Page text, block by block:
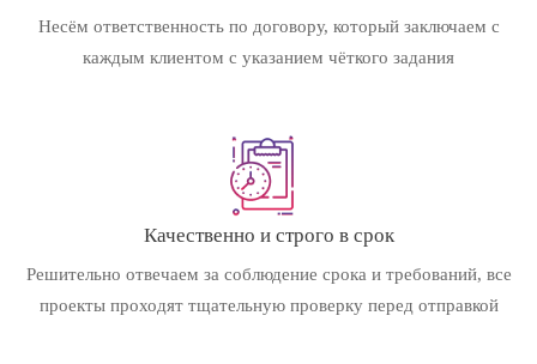
Несём ответственность по договору, который заключаем с
каждым клиентом с указанием чёткого задания
Качественно и строго в срок
Решительно отвечаем за соблюдение срока и требований, все
проекты проходят тщательную проверку перед отправкой